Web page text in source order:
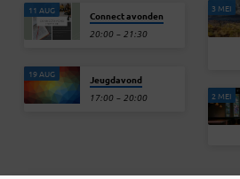
11 AUG Connect avonden
20:00 – 21:30
19 AUG Jeugdavond
17:00 – 20:00
3 MEI
2 MEI